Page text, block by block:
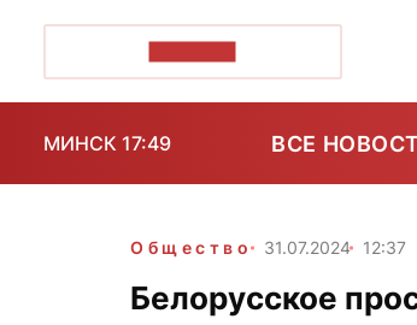
МИНСК 17:49 ВСЕ
Общество 31.07.2024 12:37
Белорусское